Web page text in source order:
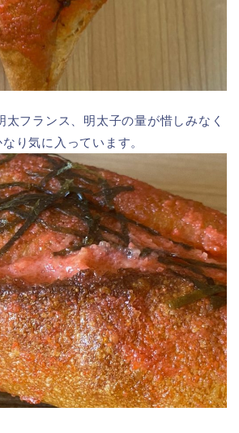
太フランス、明太子の量が惜しみなく
り気に入っています。